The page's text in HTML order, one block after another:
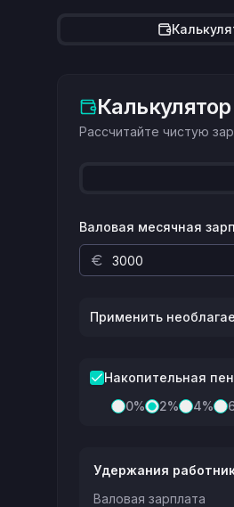
Рассчитайте чистую
Валовая месячная
Применить
Накопительная
0% 2% 4%
Удержания
Валовая зарплата